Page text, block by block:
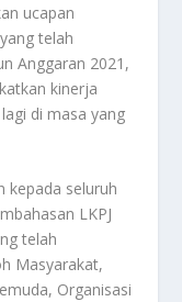
ucapan
telah
Anggaran 2021,
kinerja
di masa yang
kepada seluruh
LKPJ
telah
Masyarakat,
Organisasi